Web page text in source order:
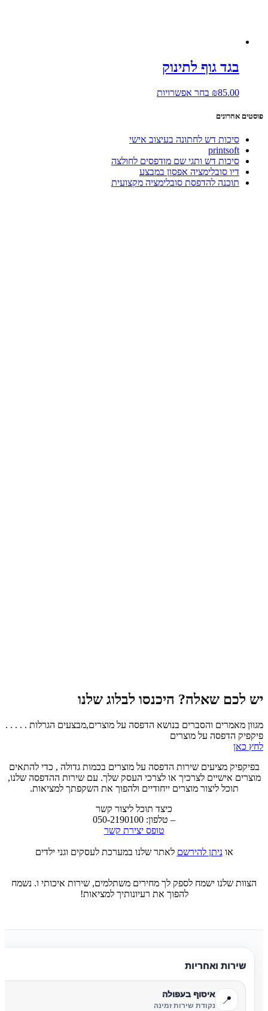
בגד גוף לתינוק
₪85.00 בחר אפשרויות
סוגים.
ניתן
לבחור
את
האפשרויות
בעמוד
פוסטים אחרונים
סיכות דש לחתונה בעיצוב אישי
printsoft
סיכות דש ותגי שם מודפסים לחולצה
דיו סובלימציה אפסון במבצע
תוכנה להדפסת סובלימציה מקצועית
יש לכם שאלה? היכנסו לבלוג שלנו
מגוון מאמרים והסברים בנושא הדפסה על מוצרים,מבצעים הגרלות . . . . .
פיקפיק הדפסה על מוצרים
לחץ כאן
בפיקפיק מציעים שירות הדפסה על מוצרים בכמות גדולה , כדי להתאים
מוצרים אישיים לצרכיך או לצרכי העסק שלך. עם שירות ההדפסה שלנו,
תוכל ליצור מוצרים ייחודיים ולהפוך את השקפתך למציאות.
כיצד תוכל ליצור קשר
– טלפון: 050-2190100
טופס יצירת קשר
אוניתן להירשם לאתר שלנו במערכת לעסקים וגני ילדים
הצוות שלנו ישמח לספק לך מחירים משתלמים, שירות איכותי ו. נשמח
להפוך את רעיונותיך למציאות!
שירות ואחריות
📍 איסוף בעפולה
נקודת שירות זמינה